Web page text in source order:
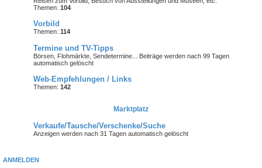
Themen: 104
Vorbild
Themen: 114
Termine und TV-Tipps
Börsen, Flohmärkte, Sendetermine... Beiträge werden nach 99 Tagen
automatisch gelöscht
Web-Empfehlungen / Links
Themen: 142
Marktplatz
Verkaufe/Tausche/Verschenke/Suche
Anzeigen werden nach 31 Tagen automatisch gelöscht
ANMELDEN